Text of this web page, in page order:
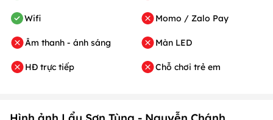
Wifi
Âm thanh - ánh sáng
HĐ trực tiếp
Momo / Zalo Pay
Màn LED
Chỗ chơi trẻ em